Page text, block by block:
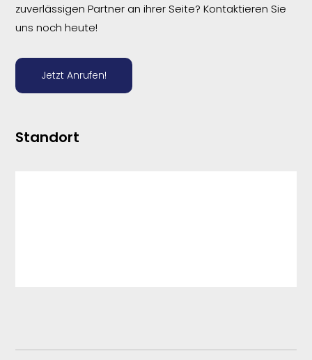
zuverlässigen Partner an ihrer Seite? Kontaktieren Sie
uns noch heute!
Jetzt Anrufen!
Standort